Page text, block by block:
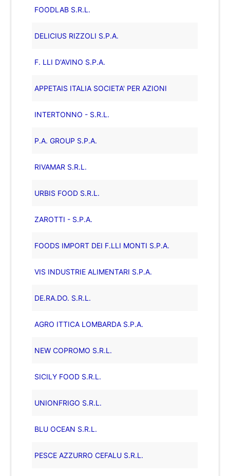
FOODLAB S.R.L.
DELICIUS RIZZOLI S.P.A.
F. LLI D'AVINO S.P.A.
APPETAIS ITALIA SOCIETA' PER AZIONI
INTERTONNO - S.R.L.
P.A. GROUP S.P.A.
RIVAMAR S.R.L.
URBIS FOOD S.R.L.
ZAROTTI - S.P.A.
FOODS IMPORT DEI F.LLI MONTI S.P.A.
VIS INDUSTRIE ALIMENTARI S.P.A.
DE.RA.DO. S.R.L.
AGRO ITTICA LOMBARDA S.P.A.
NEW COPROMO S.R.L.
SICILY FOOD S.R.L.
UNIONFRIGO S.R.L.
BLU OCEAN S.R.L.
PESCE AZZURRO CEFALU S.R.L.